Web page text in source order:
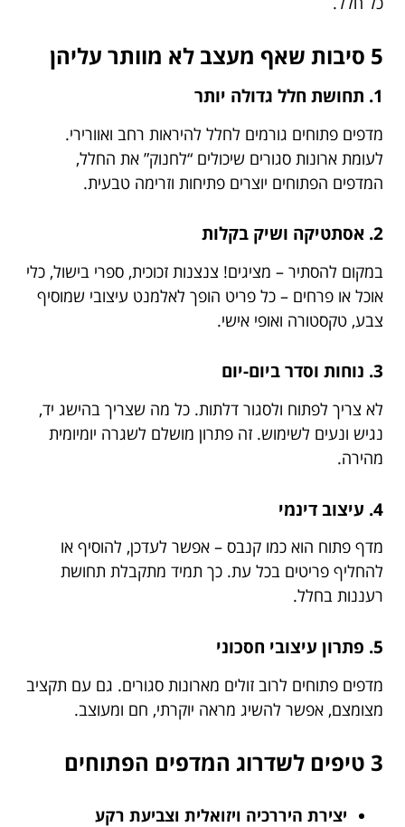
5 סיבות שאף מעצב לא מוותר עליהן
1. תחושת חלל גדולה יותר
מדפים פתוחים גורמים לחלל להיראות רחב ואוורירי.
לעומת ארונות סגורים שיכולים “לחנוק” את החלל,
המדפים הפתוחים יוצרים פתיחות וזרימה טבעית.
2. אסתטיקה ושיק בקלות
במקום להסתיר – מציגים! צנצנות זכוכית, ספרי בישול, כלי
אוכל או פרחים – כל פריט הופך לאלמנט עיצובי שמוסיף
צבע, טקסטורה ואופי אישי.
3. נוחות וסדר ביום-יום
לא צריך לפתוח ולסגור דלתות. כל מה שצריך בהישג יד,
נגיש ונעים לשימוש. זה פתרון מושלם לשגרה יומיומית
מהירה.
4. עיצוב דינמי
מדף פתוח הוא כמו קנבס – אפשר לעדכן, להוסיף או
להחליף פריטים בכל עת. כך תמיד מתקבלת תחושת
רעננות בחלל.
5. פתרון עיצובי חסכוני
מדפים פתוחים לרוב זולים מארונות סגורים. גם עם תקציב
מצומצם, אפשר להשיג מראה יוקרתי, חם ומעוצב.
3 טיפים לשדרוג המדפים הפתוחים
יצירת היררכיה ויזואלית וצביעת רקע